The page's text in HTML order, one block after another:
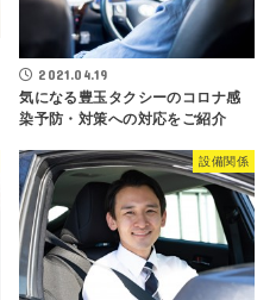
2021.04.19
気になる豊玉タクシーのコロナ感
染予防・対策への対応をご紹介
設備関係